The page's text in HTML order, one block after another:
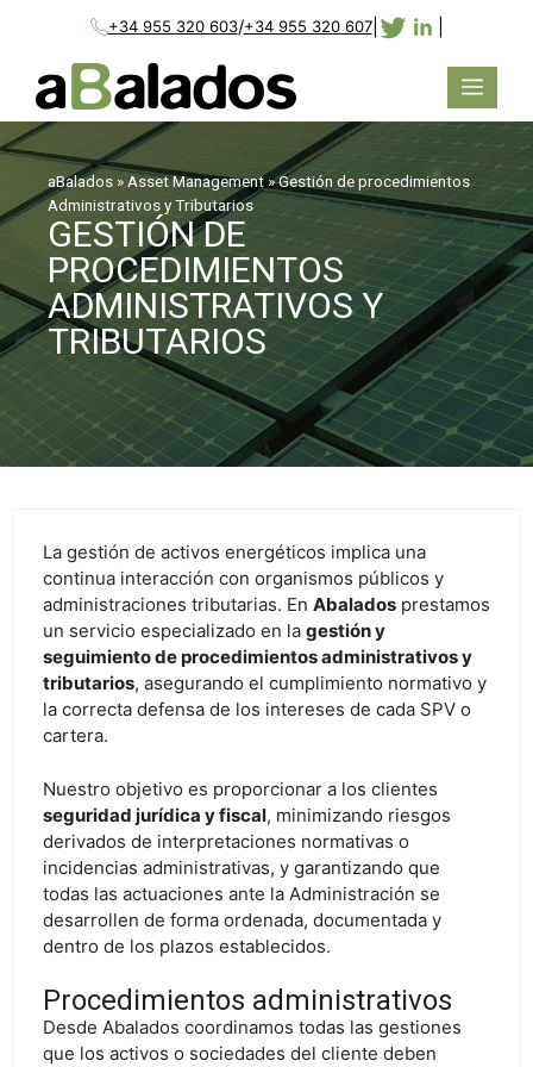
+34 955 320 603/+34 955 320 607|
aBalados » Asset Management»Gestión de procedimientos
Administrativos y Tributarios
GESTIÓN DE
PROCEDIMIENTOS
ADMINISTRATIVOS Y
TRIBUTARIOS
La gestión de activos energéticos implica una
continua interacción con organismos públicos y
administraciones tributarias. En Abalados prestamos
un servicio especializado en la gestión y
seguimiento de procedimientos administrativos y
tributarios, asegurando el cumplimiento normativo y
la correcta defensa de los intereses de cada SPV o
cartera.
Nuestro objetivo es proporcionar a los clientes
seguridad jurídica y fiscal, minimizando riesgos
derivados de interpretaciones normativas o
incidencias administrativas, y garantizando que
todas las actuaciones ante la Administración se
desarrollen de forma ordenada, documentada y
dentro de los plazos establecidos.
Procedimientos administrativos
Desde Abalados coordinamos todas las gestiones
que los activos o sociedades del cliente deben